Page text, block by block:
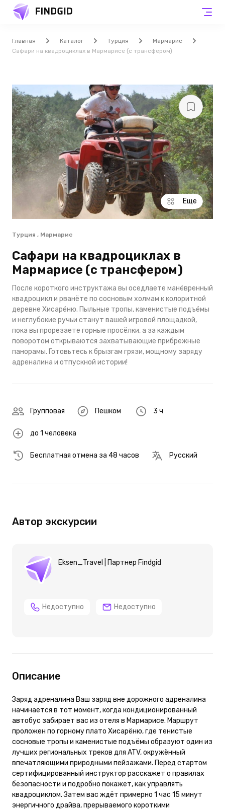
Главная Каталог Турция
Мармарис
Сафари на квадроциклах в Мармарисе (с трансфером)
Еще
Турция , Мармарис
Сафари на квадроциклах в
Мармарисе (с трансфером)
После короткого инструктажа вы оседлаете манёвренный
квадроцикл и рванёте по сосновым холмам к колоритной
деревне Хисарёню. Пыльные тропы, каменистые подъёмы
и неглубокие ручьи станут вашей игровой площадкой,
пока вы прорезаете горные просёлки, а за каждым
поворотом открываются захватывающие прибрежные
панорамы. Готовьтесь к брызгам грязи, мощному заряду
адреналина и отпускной истории!
Групповая Пешком 3 ч
до 1 человека
Бесплатная отмена за 48 часов Русский
Автор экскурсии
Eksen_Travel | Партнер Findgid
Недоступно Недоступно
Описание
Заряд адреналина Ваш заряд вне дорожного адреналина
начинается в тот момент, когда кондиционированный
автобус забирает вас из отеля в Мармарисе. Маршрут
проложен по горному плато Хисарёню, где тенистые
сосновые тропы и каменистые подъёмы образуют один из
лучших региональных треков для ATV, окружённый
впечатляющими природными пейзажами. Перед стартом
сертифицированный инструктор расскажет о правилах
безопасности и подробно покажет, как управлять
квадроциклом. Затем вас ждёт примерно 1 час 15 минут
энергичного драйва, прерываемого короткими